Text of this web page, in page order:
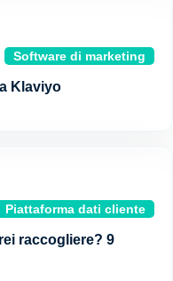
Software di marketing
Klaviyo
Piattaforma dati cliente
raccogliere? 9